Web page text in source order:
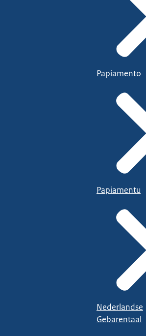
Papiamento
Papiamentu
Nederlandse
Gebarentaal